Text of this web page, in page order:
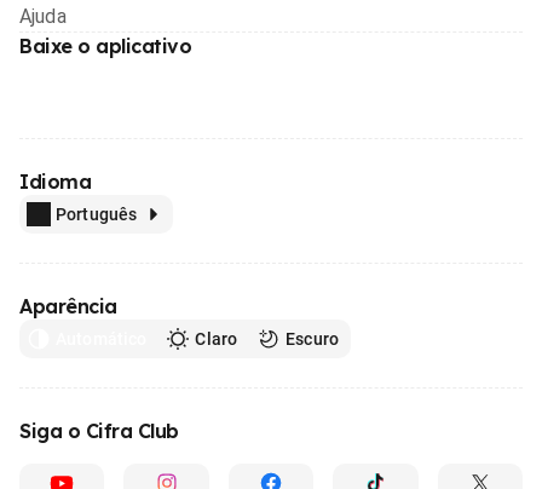
Ajuda
Baixe o aplicativo
Idioma
Português
Aparência
Claro Escuro
Siga o Cifra Club